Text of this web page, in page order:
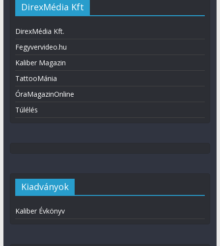
DirexMédia Kft
DirexMédia Kft.
Fegyvervideo.hu
Kaliber Magazin
TattooMánia
ÓraMagazinOnline
Túlélés
Kiadványok
Kaliber Évkönyv